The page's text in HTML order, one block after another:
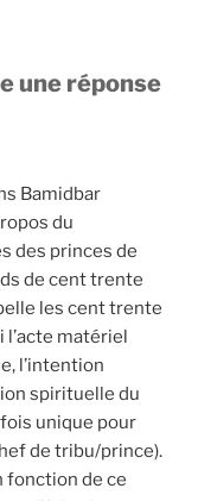
une réponse
Bamidbar
du
des princes de
de cent trente
les cent trente
l’acte matériel
l’intention
unique pour
fonction de ce